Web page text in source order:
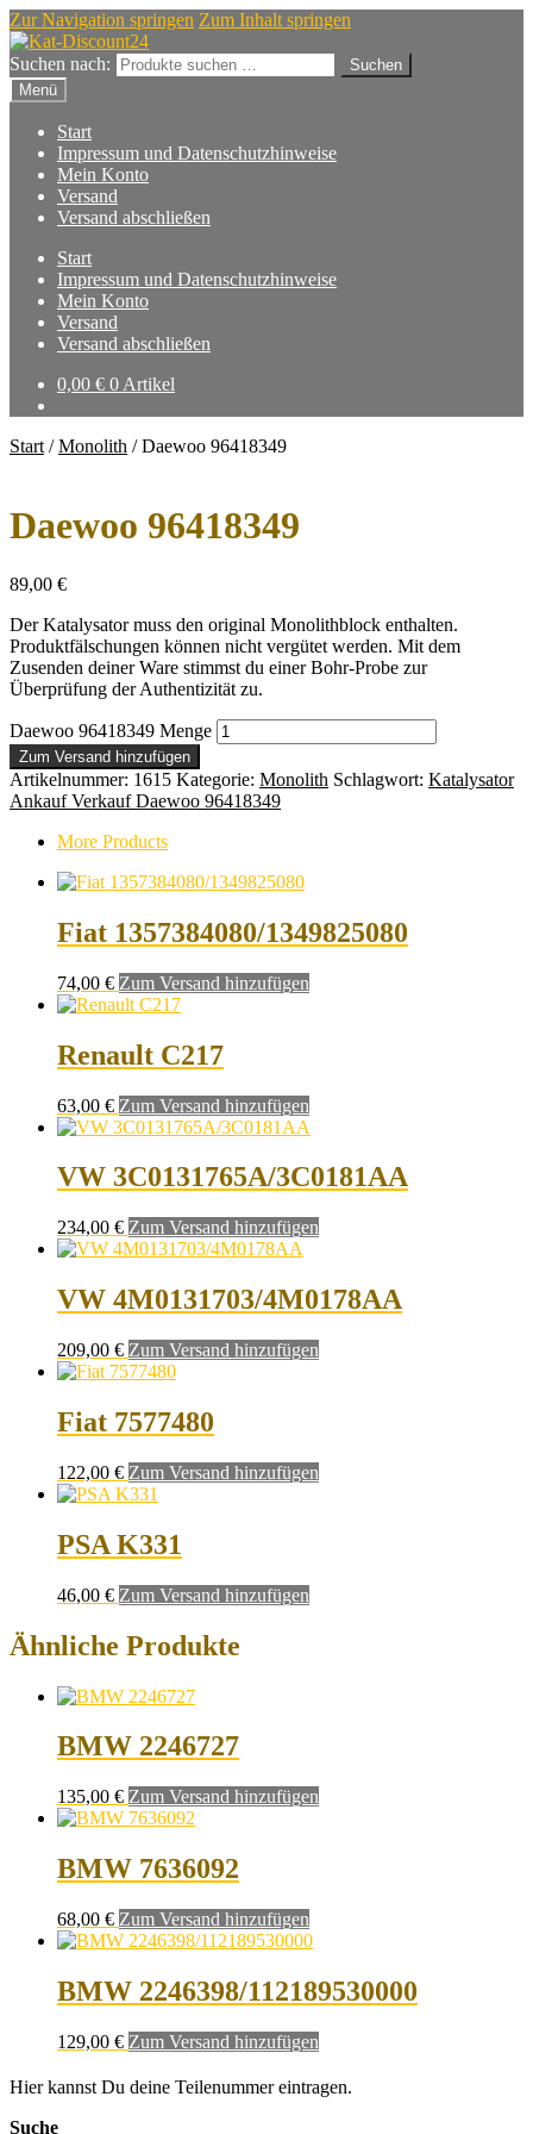
Zur Navigation springen Zum Inhalt springen
Suchen nach:
Suchen
Menü
Start
Impressum und Datenschutzhinweise
Mein Konto
Versand
Versand abschließen
Start
Impressum und Datenschutzhinweise
Mein Konto
Versand
Versand abschließen
0,00 € 0 Artikel
Start /Monolith /Daewoo 96418349
Daewoo 96418349
89,00 €
Der Katalysator muss den original Monolithblock enthalten.
Produktfälschungen können nicht vergütet werden. Mit dem
Zusenden deiner Ware stimmst du einer Bohr-Probe zur
Überprüfung der Authentizität zu.
Daewoo 96418349 Menge
Zum Versand hinzufügen
Artikelnummer: 1615 Kategorie: Monolith Schlagwort: Katalysator
Ankauf Verkauf Daewoo 96418349
More Products
Fiat 1357384080/1349825080
74,00 € Zum Versand hinzufügen
Renault C217
63,00 € Zum Versand hinzufügen
VW 3C0131765A/3C0181AA
234,00 € Zum Versand hinzufügen
VW 4M0131703/4M0178AA
209,00 € Zum Versand hinzufügen
Fiat 7577480
122,00 € Zum Versand hinzufügen
PSA K331
46,00 € Zum Versand hinzufügen
Ähnliche Produkte
BMW 2246727
135,00 € Zum Versand hinzufügen
BMW 7636092
68,00 € Zum Versand hinzufügen
BMW 2246398/112189530000
129,00 € Zum Versand hinzufügen
Hier kannst Du deine Teilenummer eintragen.
Suche